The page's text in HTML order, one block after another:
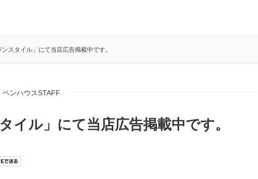
ンスタイル」にて当店広告掲載中です。
ンハウスSTAFF
イル」にて当店広告掲載中です。